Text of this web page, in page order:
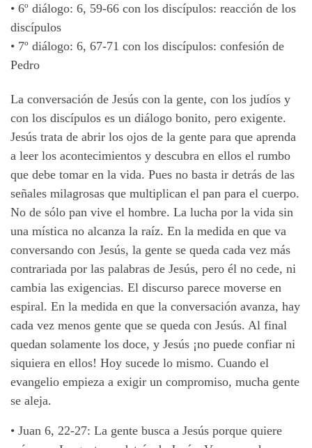
• 6º diálogo: 6, 59-66 con los discípulos: reacción de los
discípulos
• 7º diálogo: 6, 67-71 con los discípulos: confesión de
Pedro
La conversación de Jesús con la gente, con los judíos y
con los discípulos es un diálogo bonito, pero exigente.
Jesús trata de abrir los ojos de la gente para que aprenda
a leer los acontecimientos y descubra en ellos el rumbo
que debe tomar en la vida. Pues no basta ir detrás de las
señales milagrosas que multiplican el pan para el cuerpo.
No de sólo pan vive el hombre. La lucha por la vida sin
una mística no alcanza la raíz. En la medida en que va
conversando con Jesús, la gente se queda cada vez más
contrariada por las palabras de Jesús, pero él no cede, ni
cambia las exigencias. El discurso parece moverse en
espiral. En la medida en que la conversación avanza, hay
cada vez menos gente que se queda con Jesús. Al final
quedan solamente los doce, y Jesús ¡no puede confiar ni
siquiera en ellos! Hoy sucede lo mismo. Cuando el
evangelio empieza a exigir un compromiso, mucha gente
se aleja.
• Juan 6, 22-27: La gente busca a Jesús porque quiere